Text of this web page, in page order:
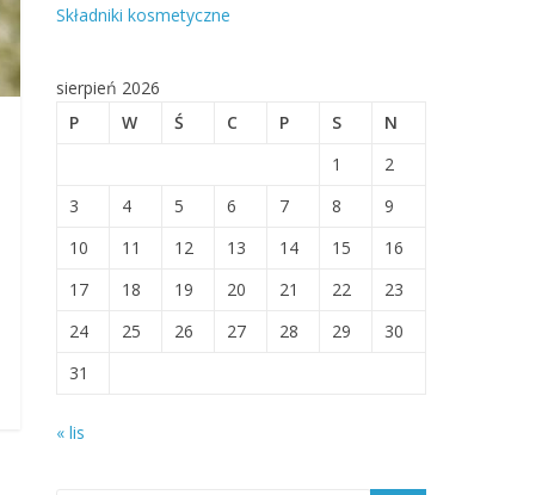
Składniki kosmetyczne
sierpień 2026
P
W Ś C P S
N
1
2
3
4 5 6 7 8
9
10
11 12 13 14 15
16
17
18 19 20 21 22
23
24
25 26 27 28 29
30
31
« lis